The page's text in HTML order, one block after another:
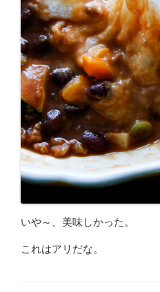
いや～、美味しかった。
これはアリだな。